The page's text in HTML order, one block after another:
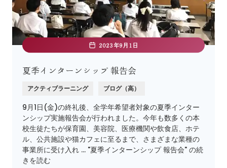
2023年9月1日
夏季インターンシップ 報告会
アクティブラーニング ブログ（高）
9月1日(金)の終礼後、全学年希望者対象の夏季インター
ンシップ実施報告会が行われました。今年も数多くの本
校生徒たちが保育園、美容院、医療機関や飲食店、ホテ
ル、公共施設や猫カフェに至るまで、さまざまな業種の
事業所に受け入れ … "夏季インターンシップ 報告会" の続
きを読む